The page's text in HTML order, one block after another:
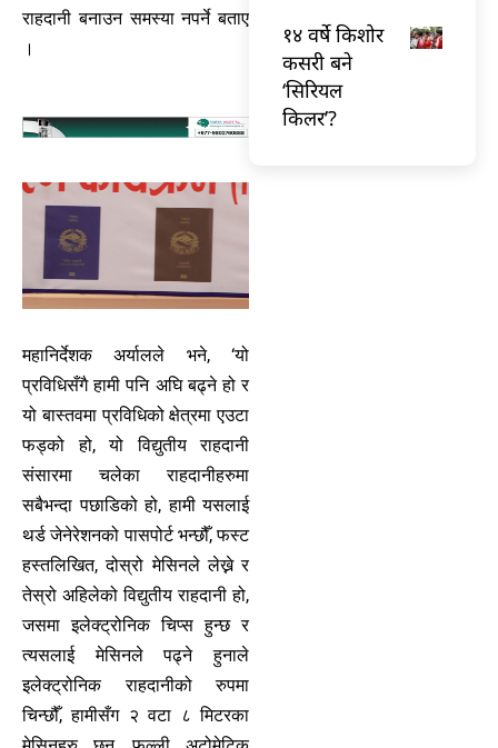
राहदानी बनाउन समस्या नपर्ने बताए
।
महानिर्देशक अर्यालले भने, ‘यो
प्रविधिसँगै हामी पनि अघि बढ्ने हो र
यो बास्तवमा प्रविधिको क्षेत्रमा एउटा
फड्को हो, यो विद्युतीय राहदानी
संसारमा चलेका राहदानीहरुमा
सबैभन्दा पछाडिको हो, हामी यसलाई
थर्ड जेनेरेशनको पासपोर्ट भन्छौँ, फस्ट
हस्तलिखित, दोस्रो मेसिनले लेख्ने र
तेस्रो अहिलेको विद्युतीय राहदानी हो,
जसमा इलेक्ट्रोनिक चिप्स हुन्छ र
त्यसलाई मेसिनले पढ्ने हुनाले
इलेक्ट्रोनिक राहदानीको रुपमा
चिन्छौँ, हामीसँग २ वटा ८ मिटरका
१४ वर्षे किशोर
कसरी बने
‘सिरियल
किलर’?